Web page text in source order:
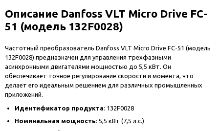
Описание Danfoss VLT Micro Drive FC-
51 (модель 132F0028)
Частотный преобразователь Danfoss VLT Micro Drive FC-51 (модель
132F0028) предназначен для управления трехфазными
асинхронными двигателями мощностью до 5,5 кВт. Он
обеспечивает точное регулирование скорости и момента, что
делает его идеальным решением для различных промышленных
приложений.
Идентификатор продукта: 132F0028
Номинальная мощность: 5,5 кВт (7,5 л.с.)